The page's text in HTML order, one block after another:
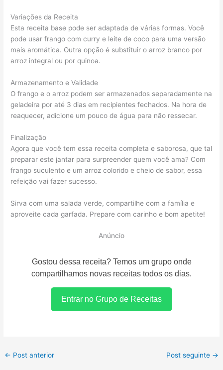
Variações da Receita
Esta receita base pode ser adaptada de várias formas. Você
pode usar frango com curry e leite de coco para uma versão
mais aromática. Outra opção é substituir o arroz branco por
arroz integral ou por quinoa.
Armazenamento e Validade
O frango e o arroz podem ser armazenados separadamente na
geladeira por até 3 dias em recipientes fechados. Na hora de
reaquecer, adicione um pouco de água para não ressecar.
Finalização
Agora que você tem essa receita completa e saborosa, que tal
preparar este jantar para surpreender quem você ama? Com
frango suculento e um arroz colorido e cheio de sabor, essa
refeição vai fazer sucesso.
Sirva com uma salada verde, compartilhe com a família e
aproveite cada garfada. Prepare com carinho e bom apetite!
Anúncio
Gostou dessa receita? Temos um grupo onde
compartilhamos novas receitas todos os dias.
Entrar no Grupo de Receitas
← Post anterior Post seguinte →